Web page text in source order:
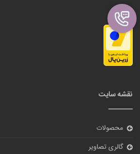
نقشه سایت
محصولات
گالری تصاویر